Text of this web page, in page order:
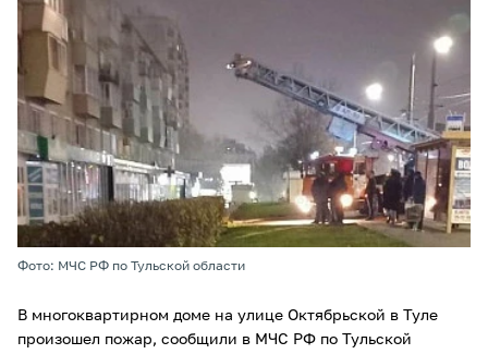
Фото: МЧС РФ по Тульской области
В многоквартирном доме на улице Октябрьской в Туле
произошел пожар, сообщили в МЧС РФ по Тульской